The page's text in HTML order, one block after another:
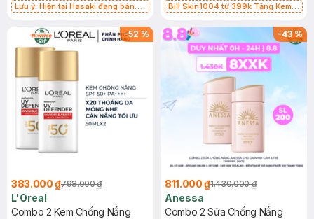
Lưu ý: Hiện tại Hasaki đang bán
Bill Skin1004 từ 399k Tặng Kem
SPF 50+ 20ml (SL Có Hạn)
-52 %
383.000 ₫798.000 ₫
L'Oreal
Combo 2 Kem Chống Nắng
-43%
811.000 ₫1.430.000 ₫
Anessa
Combo 2 Sữa Chống Nắng